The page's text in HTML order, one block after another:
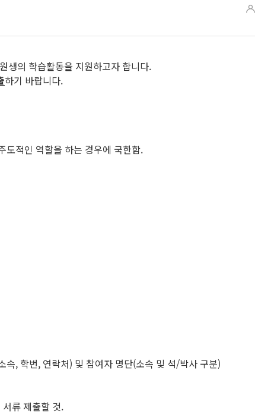
생의 학습활동을 지원하고자 합니다.
하기 바랍니다.
도적인 역할을 하는 경우에 국한함.
학번, 연락처) 및 참여자 명단(소속 및 석/박사 구분)
류 제출할 것.